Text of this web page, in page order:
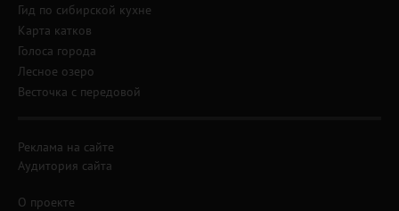
Гид по сибирской кухне
Карта катков
Голоса города
Лесное озеро
Весточка с передовой
Реклама на сайте
Аудитория сайта
О проекте